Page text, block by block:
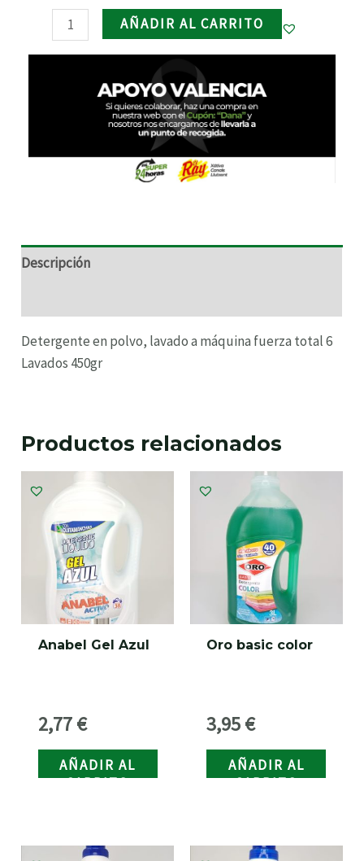
AÑADIR AL CARRITO
Descripción
Detergente en polvo, lavado a máquina fuerza total 6
Lavados 450gr
Productos relacionados
Anabel Gel Azul
2,77€
AÑADIR AL
CARRITO
Oro basic color
3,95€
AÑADIR AL
CARRITO